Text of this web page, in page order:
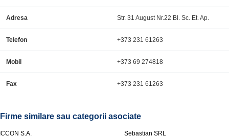
Adresa Str. 31 August Nr.22 Bl. Sc. Et. Ap.
Telefon +373 231 61263
Mobil +373 69 274818
Fax +373 231 61263
Firme similare sau categorii asociate
S.A.
Sebastian SRL